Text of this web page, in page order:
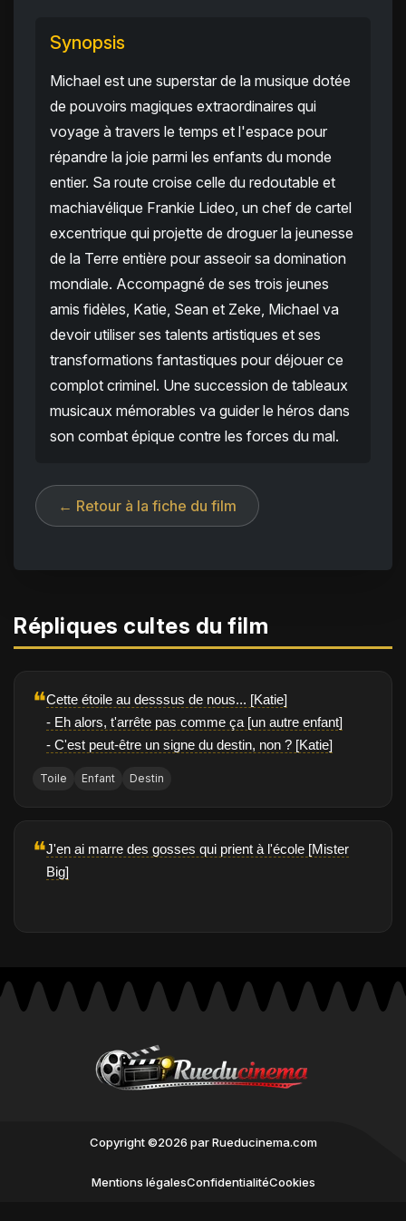
Synopsis
Michael est une superstar de la musique dotée
de pouvoirs magiques extraordinaires qui
voyage à travers le temps et l'espace pour
répandre la joie parmi les enfants du monde
entier. Sa route croise celle du redoutable et
machiavélique Frankie Lideo, un chef de cartel
excentrique qui projette de droguer la jeunesse
de la Terre entière pour asseoir sa domination
mondiale. Accompagné de ses trois jeunes
amis fidèles, Katie, Sean et Zeke, Michael va
devoir utiliser ses talents artistiques et ses
transformations fantastiques pour déjouer ce
complot criminel. Une succession de tableaux
musicaux mémorables va guider le héros dans
son combat épique contre les forces du mal.
← Retour à la fiche du film
Répliques cultes du film
❝Cette étoile au desssus de nous... [Katie]
- Eh alors, t'arrête pas comme ça [un autre enfant]
- C'est peut-être un signe du destin, non ? [Katie]
Toile Enfant Destin
❝J'en ai marre des gosses qui prient à l'école [Mister
Big]
Copyright ©2026 par Rueducinema.com
Mentions légalesConfidentialitéCookies